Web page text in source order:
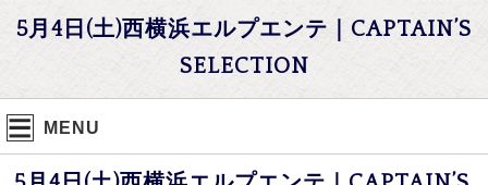
5月4日(土)西横浜エルプエンテ｜CAPTAIN’S
SELECTION
MENU